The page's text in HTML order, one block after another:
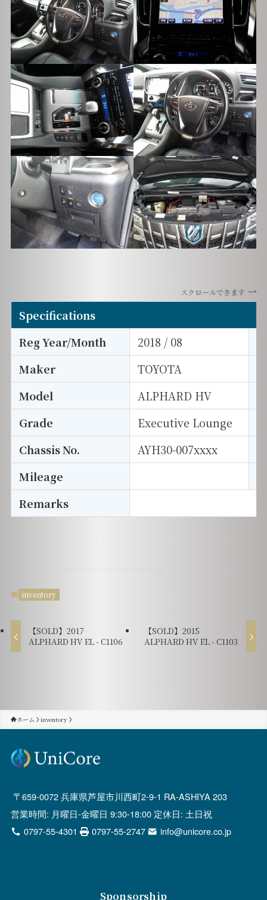
スクロールできます
Specifications
Reg Year/Month
2018 / 08
Maker
TOYOTA
Model
ALPHARD HV
Grade
Executive Lounge
Chassis No.
AYH30-007xxxx
Mileage
Remarks
inventory
【SOLD】2017
ALPHARD HV EL - C1106
【SOLD】2015
ALPHARD HV EL - C1103
ホーム inventory
659-0072 兵庫県芦屋市川西町2-9-1 RA-ASHIYA 203
営業時間: 月曜日-金曜日 9:30-18:00 定休日: 土日祝
0797-55-4301
0797-55-2747 info@unicore.co.jp
Sponsorship